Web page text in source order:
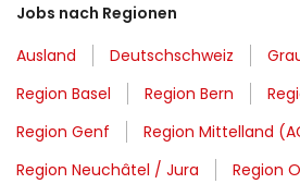
Jobs nach Regionen
Ausland
Deutschschweiz
Region Basel
Region Bern
Region Genf
Region Mittelland
Region Neuchâtel / Jura
Region